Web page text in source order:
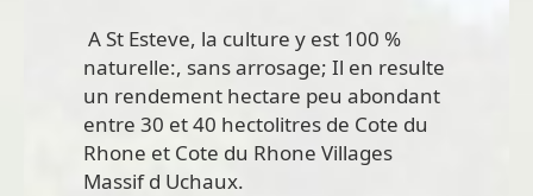
A St Esteve, la culture y est 100 %
naturelle:, sans arrosage; Il en resulte
un rendement hectare peu abondant
entre 30 et 40 hectolitres de Cote du
Rhone et Cote du Rhone Villages
Massif d Uchaux.